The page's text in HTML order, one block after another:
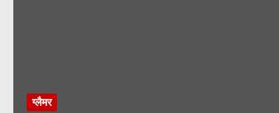
ग्लैमर